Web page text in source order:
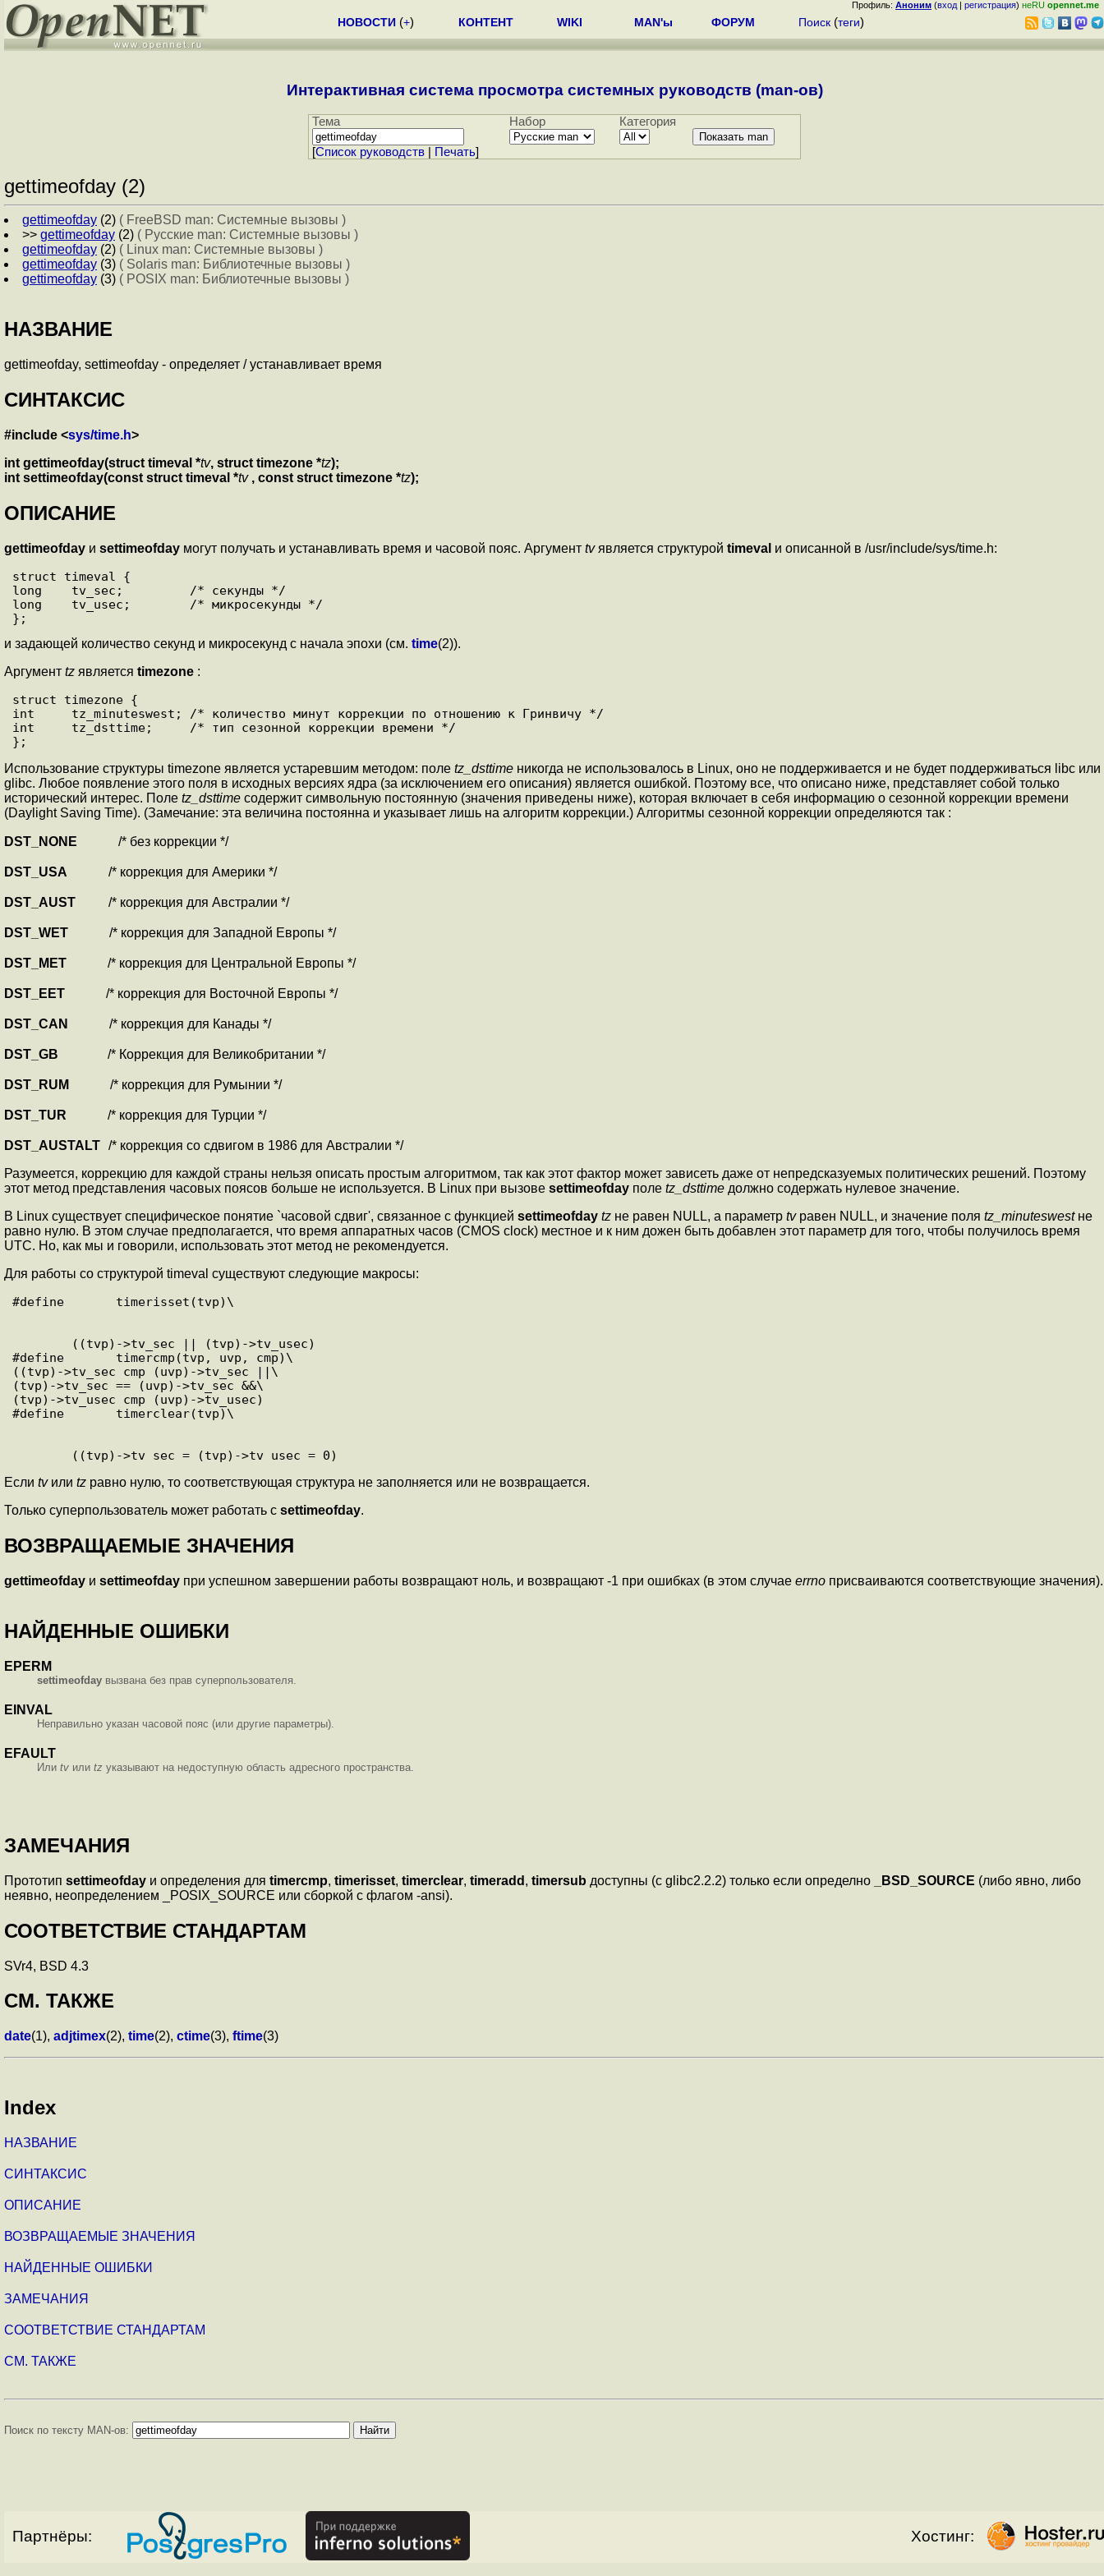
Профиль: Аноним (вход | регистрация) неRU opennet.me
НОВОСТИ (+) КОНТЕНТ WIKI MAN'ы ФОРУМ Поиск (теги)
Интерактивная система просмотра системных руководств (man-ов)
Тема Набор Категория
[Cписок руководств| Печать]
gettimeofday (2)
gettimeofday (2) ( FreeBSD man: Системные вызовы )
>> gettimeofday (2) ( Русские man: Системные вызовы )
gettimeofday (2) ( Linux man: Системные вызовы )
gettimeofday (3) ( Solaris man: Библиотечные вызовы )
gettimeofday (3) ( POSIX man: Библиотечные вызовы )
НАЗВАНИЕ
gettimeofday, settimeofday - определяет / устанавливает время
СИНТАКСИС
#include <sys/time.h>
int gettimeofday(struct timeval *tv, struct timezone *tz);
int settimeofday(const struct timeval *tv , const struct timezone *tz);
ОПИСАНИЕ
gettimeofday и settimeofday могут получать и устанавливать время и часовой пояс. Аргумент tvявляется структурой timeval и описанной в /usr/include/sys/time.h:
struct timeval {
long    tv_sec;         /* секунды */
long    tv_usec;        /* микросекунды */
и задающей количество секунд и микросекунд с начала эпохи (см. time(2)).
Аргумент tz является timezone :
struct timezone {
int     tz_minuteswest; /* количество минут коррекции по отношению к Гринвичу */
int     tz_dsttime;     /* тип сезонной коррекции времени */
Использование структуры timezone является устаревшим методом: поле tz_dsttime никогда не использовалось в Linux, оно не поддерживается и не будет поддерживаться libc или
glibc. Любое появление этого поля в исходных версиях ядра (за исключением его описания) является ошибкой. Поэтому все, что описано ниже, представляет собой только
исторический интерес. Поле tz_dsttime содержит символьную постоянную (значения приведены ниже), которая включает в себя информацию о сезонной коррекции времени
(Daylight Saving Time). (Замечание: эта величина постоянна и указывает лишь на алгоритм коррекции.) Алгоритмы сезонной коррекции определяются так :
DST_NONE /* без коррекции */
DST_USA /* коррекция для Америки */
DST_AUST /* коррекция для Австралии */
DST_WET /* коррекция для Западной Европы */
DST_MET /* коррекция для Центральной Европы */
DST_EET /* коррекция для Восточной Европы */
DST_CAN /* коррекция для Канады */
DST_GB /* Коррекция для Великобритании */
DST_RUM /* коррекция для Румынии */
DST_TUR /* коррекция для Турции */
DST_AUSTALT /* коррекция со сдвигом в 1986 для Австралии */
Разумеется, коррекцию для каждой страны нельзя описать простым алгоритмом, так как этот фактор может зависеть даже от непредсказуемых политических решений. Поэтому
этот метод представления часовых поясов больше не используется. В Linux при вызове settimeofday поле tz_dsttime должно содержать нулевое значение.
В Linux существует специфическое понятие `часовой сдвиг', связанное с функцией settimeofday tz не равен NULL, а параметр tvравен NULL, и значение поля tz_minuteswestне
равно нулю. В этом случае предполагается, что время аппаратных часов (CMOS clock) местное и к ним дожен быть добавлен этот параметр для того, чтобы получилось время
UTC. Но, как мы и говорили, использовать этот метод не рекомендуется.
Для работы со структурой timeval существуют следующие макросы:
((tvp)->tv_sec || (tvp)->tv_usec)
#define       timercmp(tvp, uvp, cmp)\
((tvp)->tv_sec cmp (uvp)->tv_sec ||\
(tvp)->tv_sec == (uvp)->tv_sec &&\
(tvp)->tv_usec cmp (uvp)->tv_usec)
Если tvили tz равно нулю, то соответствующая структура не заполняется или не возвращается.
Только суперпользователь может работать с settimeofday.
ВОЗВРАЩАЕМЫЕ ЗНАЧЕНИЯ
gettimeofday и settimeofday при успешном завершении работы возвращают ноль, и возвращают -1 при ошибках (в этом случае errno присваиваются соответствующие значения).
НАЙДЕННЫЕ ОШИБКИ
EPERM
settimeofday вызвана без прав суперпользователя.
EINVAL
Неправильно указан часовой пояс (или другие параметры).
EFAULT
Или tv или tz указывают на недоступную область адресного пространства.
ЗАМЕЧАНИЯ
Прототип settimeofday и определения для timercmp, timerisset, timerclear, timeradd , timersub доступны (с glibc2.2.2) только если определно _BSD_SOURCE (либо явно, либо
неявно, неопределением _POSIX_SOURCE или сборкой с флагом -ansi).
СООТВЕТСТВИЕ СТАНДАРТАМ
SVr4, BSD 4.3
СМ. ТАКЖЕ
date(1), adjtimex(2), time(2), ctime(3), ftime(3)
Index
НАЗВАНИЕ
СИНТАКСИС
ОПИСАНИЕ
ВОЗВРАЩАЕМЫЕ ЗНАЧЕНИЯ
НАЙДЕННЫЕ ОШИБКИ
ЗАМЕЧАНИЯ
СООТВЕТСТВИЕ СТАНДАРТАМ
СМ. ТАКЖЕ
Поиск по тексту MAN-ов:
Партнёры: Хостинг: